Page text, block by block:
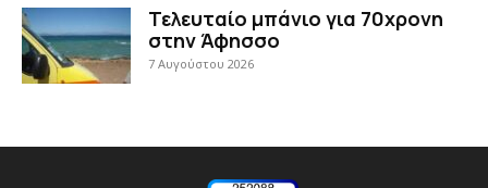
Τελευταίο μπάνιο για 70χρονη
στην Άφησσο
7 Αυγούστου 2026